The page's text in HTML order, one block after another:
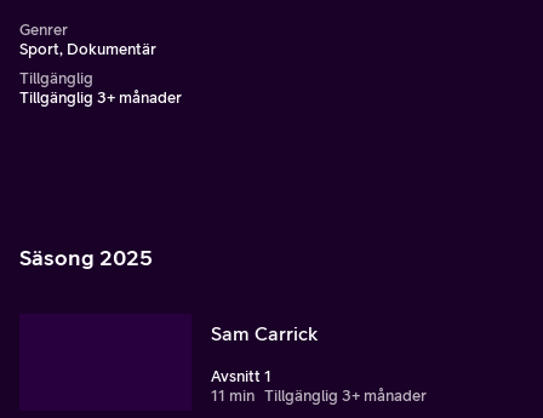
Genrer
Sport, Dokumentär
Tillgänglig
Tillgänglig 3+ månader
Säsong 2025
Sam Carrick
Avsnitt 1
11 min Tillgänglig 3+ månader